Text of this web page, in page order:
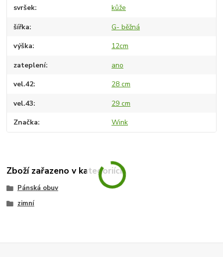
svršek kůže
šířka G- běžná
výška 12cm
zateplení ano
vel.42 28 cm
vel.43 29 cm
Značka Wink
Zboží zařazeno v kategoriích
Pánská obuv
zimní